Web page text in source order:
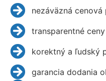
nezáväzná cenová
transparentné
korektný a ľudský
garancia dodania